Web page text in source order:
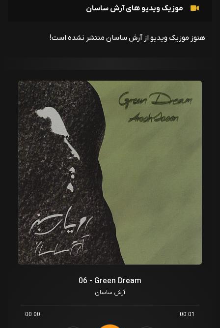
موزیک ویدیو های آرش ساسان
هنوز موزیک ویدیو از آرش ساسان منتشر نشده است!
06 - Green Dream
آرش ساسان
00:00 00:01